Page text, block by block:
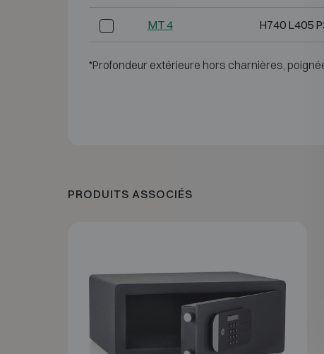
MT 4 H740 L405
*Profondeur extérieure hors charnières,
PRODUITS ASSOCIÉS